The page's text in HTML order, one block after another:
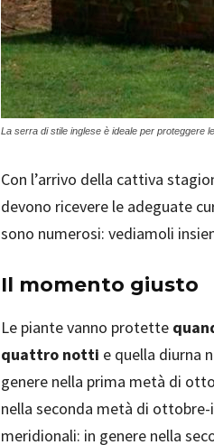
La serra di stile inglese è ideale per proteggere
Con l’arrivo della cattiva
devono ricevere le adeguate
sono numerosi: vediamoli
Il momento giusto
Le piante vanno protette
quattro notti e quella diurna
genere nella prima metà di
nella seconda metà di
meridionali: in genere nella